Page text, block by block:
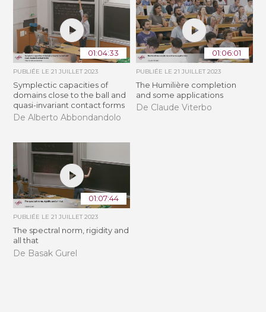
01:04:33
PUBLIÉE LE21 JUILLET 2023
Symplectic capacities of
domains close to the ball and
quasi-invariant contact forms
De Alberto Abbondandolo
01:06:01
PUBLIÉE LE 21 JUILLET 2023
The Humilière completion
and some applications
De Claude Viterbo
01:07:44
PUBLIÉE LE21 JUILLET 2023
The spectral norm, rigidity and
all that
De Basak Gurel